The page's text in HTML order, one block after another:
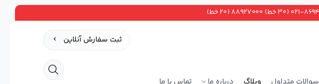
سوالات متداول وبلاگ درباره ما تماس با ما
ثبت سفارش آنلاین